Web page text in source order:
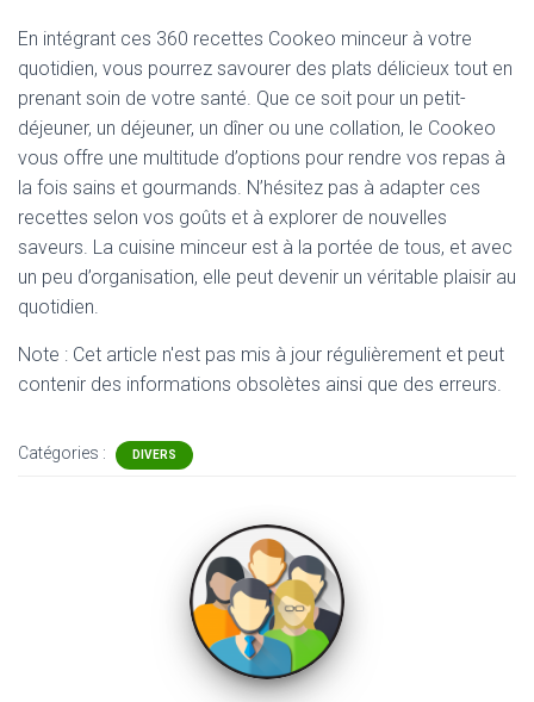
En intégrant ces 360 recettes Cookeo minceur à votre
quotidien, vous pourrez savourer des plats délicieux tout en
prenant soin de votre santé. Que ce soit pour un petit-
déjeuner, un déjeuner, un dîner ou une collation, le Cookeo
vous offre une multitude d’options pour rendre vos repas à
la fois sains et gourmands. N’hésitez pas à adapter ces
recettes selon vos goûts et à explorer de nouvelles
saveurs. La cuisine minceur est à la portée de tous, et avec
un peu d’organisation, elle peut devenir un véritable plaisir au
quotidien.
Note : Cet article n'est pas mis à jour régulièrement et peut
contenir des informations obsolètes ainsi que des erreurs.
Catégories : DIVERS